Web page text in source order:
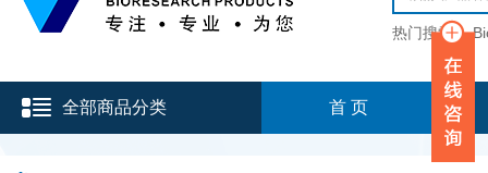
热门搜索：
全部商品分类 首 页